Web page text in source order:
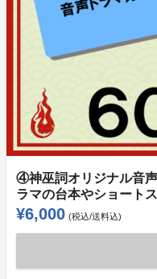
④神巫詞オリジナル音
ラマの台本やショート
¥6,000 (税込/送料込)